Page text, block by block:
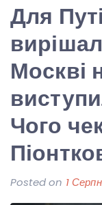
Для
Москві
Чого
Posted on 1